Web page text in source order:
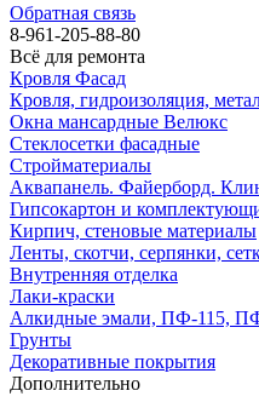
Обратная связь
8-961-205-88-80
Всё для ремонта
Кровля Фасад
Кровля, гидроизоляция,
Окна мансардные Велюкс
Стеклосетки фасадные
Стройматериалы
Аквапанель. Файерборд.
Гипсокартон и
Кирпич, стеновые материалы
Ленты, скотчи, серпянки,
Внутренняя отделка
Лаки-краски
Алкидные эмали, ПФ-115,
Грунты
Декоративные покрытия
Дополнительно